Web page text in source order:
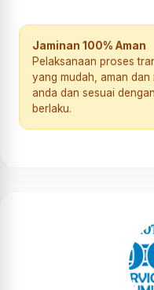
Jaminan 100% Aman
Pelaksanaan proses
yang mudah, aman
anda dan sesuai
berlaku.